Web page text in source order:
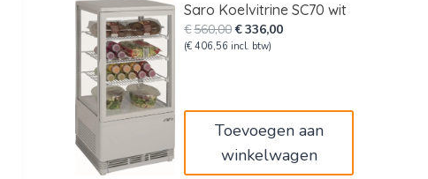
Saro Koelvitrine SC70 wit
€560,00Oorspronkelijke
prijs
€336,00Huidige
(€ 406,56 incl. btw)
Toevoegen aan
winkelwagen